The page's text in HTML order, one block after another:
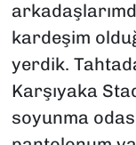
kardeşim
yerdik.
Karşıyaka
soyunma